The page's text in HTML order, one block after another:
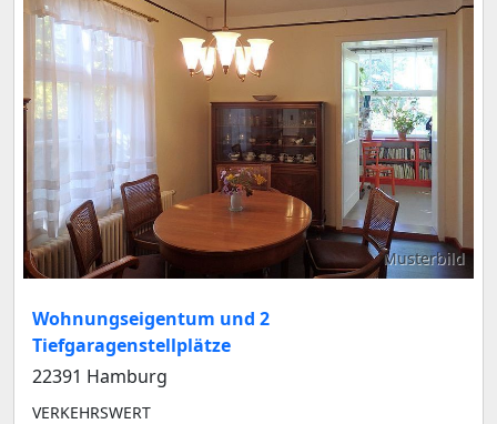
Musterbild
Wohnungseigentum und 2
Tiefgaragenstellplätze
22391 Hamburg
VERKEHRSWERT